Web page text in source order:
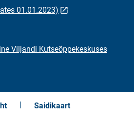
01.01.2023)
Viljandi Kutseõppekeskuses
Saidikaart